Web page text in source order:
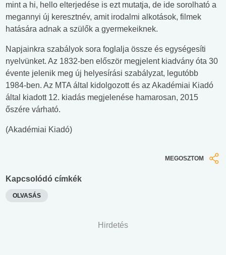
mint a hi, hello elterjedése is ezt mutatja, de ide sorolható a
megannyi új keresztnév, amit irodalmi alkotások, filmek
hatására adnak a szülők a gyermekeiknek.
Napjainkra szabályok sora foglalja össze és egységesíti
nyelvünket. Az 1832-ben először megjelent kiadvány óta 30
évente jelenik meg új helyesírási szabályzat, legutóbb
1984-ben. Az MTA által kidolgozott és az Akadémiai Kiadó
által kiadott 12. kiadás megjelenése hamarosan, 2015
őszére várható.
(Akadémiai Kiadó)
MEGOSZTOM
Kapcsolódó címkék
OLVASÁS
Hirdetés